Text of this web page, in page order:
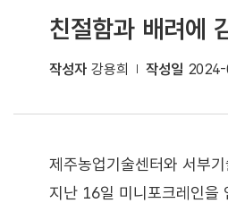
친절함과 배려에
작성자 강용희 작성일
제주농업기술센터와 서부
지난 16일 미니포크레인을